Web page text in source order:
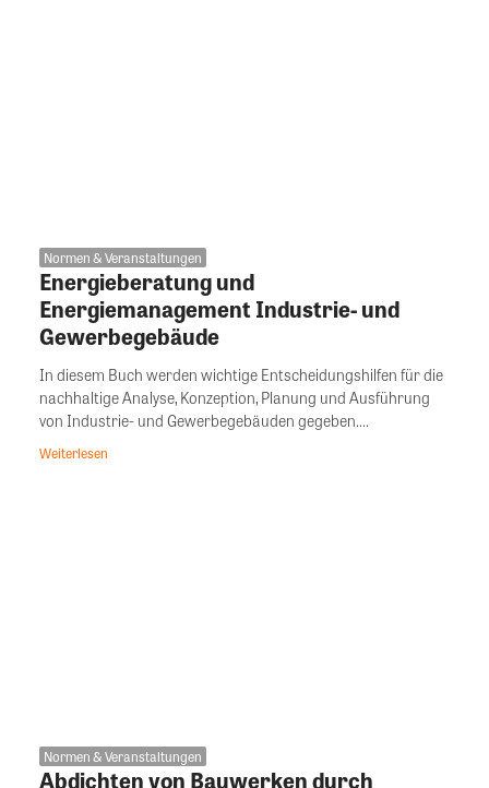
Normen & Veranstaltungen
Energieberatung und
Energiemanagement Industrie- und
Gewerbegebäude
In diesem Buch werden wichtige Entscheidungshilfen für die
nachhaltige Analyse, Konzeption, Planung und Ausführung
von Industrie- und Gewerbegebäuden gegeben....
Weiterlesen
Normen & Veranstaltungen
Abdichten von Bauwerken durch